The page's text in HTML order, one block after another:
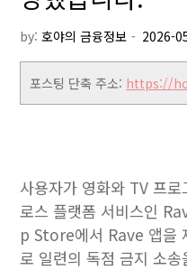
by:호야의 금융정보
포스팅 단축 주소: https://
사용자가 영화와 TV 프
로스 플랫폼 서비스인
p Store에서 Rave 앱을
로 일련의 독점 금지 소